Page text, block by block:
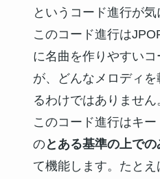
というコード進行が気
このコード進行は
に名曲を作りやすい
が、どんなメロディ
るわけではありません
このコード進行はキ
のとある基準の上での
て機能します。たと